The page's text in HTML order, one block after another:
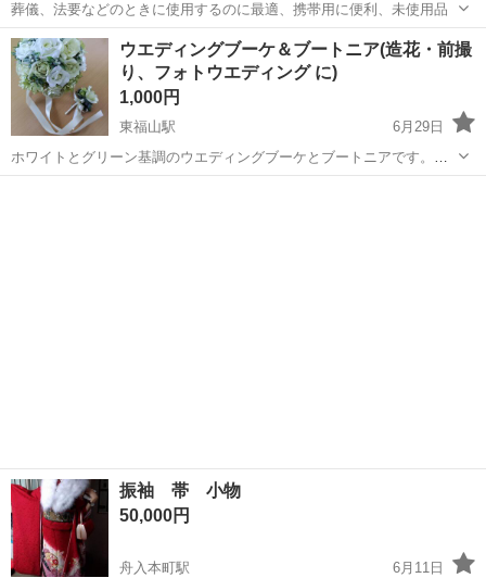
葬儀、法要などのときに使用するのに最適、携帯用に便利、未使用品
広島 広島市 市役所前駅 冠婚葬祭
ウエディングブーケ＆ブートニア(造花・前撮
り、フォトウエディング に)
1,000円
東福山駅
6月29日
ホワイトとグリーン基調のウエディングブーケとブートニアです。ど
ちらとも造花（アーティフィシャルフラワー）です。１万円くらいで
振袖 帯 小物
50,000円
舟入本町駅
6月11日